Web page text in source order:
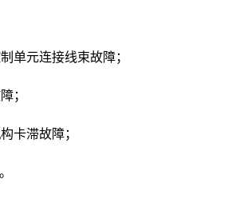
单元连接线束故障；
；
卡滞故障；